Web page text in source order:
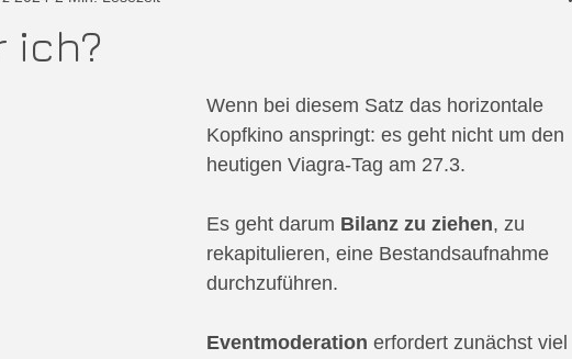
ich?
Wenn bei diesem Satz das horizontale
Kopfkino anspringt: es geht nicht um den
heutigen Viagra-Tag am 27.3.
Es geht darum Bilanz zu ziehen, zu
rekapitulieren, eine Bestandsaufnahme
durchzuführen.
Eventmoderation erfordert zunächst viel